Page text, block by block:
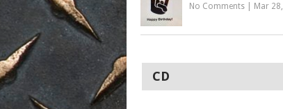
No Comments Mar
CD